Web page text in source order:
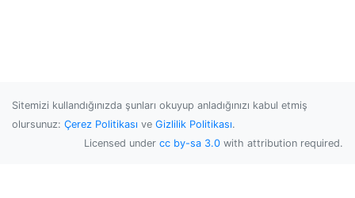
Sitemizi kullandığınızda şunları okuyup anladığınızı kabul etmiş
olursunuz: Çerez Politikası ve Gizlilik Politikası.
Licensed under cc by-sa 3.0 with attribution required.